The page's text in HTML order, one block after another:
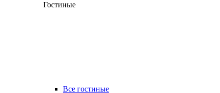
Гостиные
Все гостиные